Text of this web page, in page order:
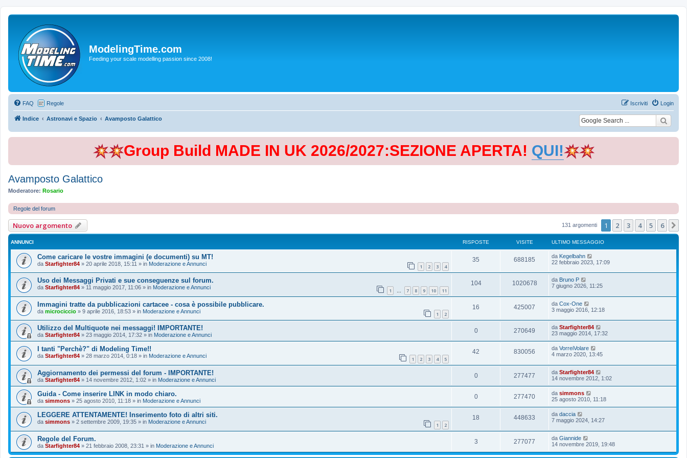
ModelingTime.com
Feeding your scale modelling passion since 2008!
FAQ Regole Login
Iscriviti
Indice Astronavi e Spazio Avamposto Galattico
Group Build MADE IN UK 2026/2027:SEZIONE APERTA! QUI!
Avamposto Galattico
Moderatore: Rosario
Regole del forum
Nuovo argomento 131 argomenti 1 2 3 4 5 6
ANNUNCI RISPOSTE VISITE ULTIMO MESSAGGIO
Come caricare le vostre immagini (e documenti) su MT!
da Starfighter84 » 20 aprile 2018, 15:11 » in Moderazione e Annunci 1 2 3 4
35 688185 da Kegelbahn
22 febbraio 2023, 17:09
Uso dei Messaggi Privati e sue conseguenze sul forum.
da Starfighter84 » 11 maggio 2017, 11:06 » in Moderazione e Annunci 1 … 7 8 9 10 11
104 1020678 da Bruno P
7 giugno 2026, 11:25
Immagini tratte da pubblicazioni cartacee - cosa è possibile pubblicare.
da microciccio » 9 aprile 2016, 18:53 » in Moderazione e Annunci 1 2
16 425007 da Cox-One
3 maggio 2016, 12:18
Utilizzo del Multiquote nei messaggi! IMPORTANTE!
da Starfighter84 » 23 maggio 2014, 17:32 » in Moderazione e Annunci
0 270649 da Starfighter84
23 maggio 2014, 17:32
I tanti "Perchè?" di Modeling Time!!
da Starfighter84 » 28 marzo 2014, 0:18 » in Moderazione e Annunci 1 2 3 4 5
42 830056 da VorreiVolare
4 marzo 2020, 13:45
Aggiornamento dei permessi del forum - IMPORTANTE!
da Starfighter84 » 14 novembre 2012, 1:02 » in Moderazione e Annunci
0 277477 da Starfighter84
14 novembre 2012, 1:02
Guida - Come inserire LINK in modo chiaro.
da simmons » 25 agosto 2010, 11:18 » in Moderazione e Annunci
0 277470 da simmons
25 agosto 2010, 11:18
LEGGERE ATTENTAMENTE! Inserimento foto di altri siti.
da simmons » 2 settembre 2009, 19:35 » in Moderazione e Annunci 1 2
18 448633 da daccia
7 maggio 2024, 14:27
Regole del Forum.
da Starfighter84 » 21 febbraio 2008, 23:31 » in Moderazione e Annunci
3 277077 da Giannide
14 novembre 2019, 19:48